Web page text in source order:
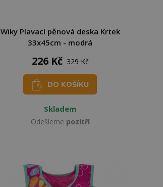
Wiky Plavací pěnová deska Krtek
33x45cm - modrá
226 Kč 329 Kč
DO KOŠÍKU
Skladem
Odešleme pozítří